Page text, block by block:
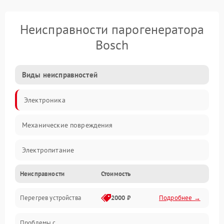
Неисправности парогенератора
Bosch
Виды неисправностей
Электроника
Механические повреждения
Электропитание
Парообразование
Герметичность
Неисправности Стоимость
Перегрев устройства 2000 ₽ Подробнее →